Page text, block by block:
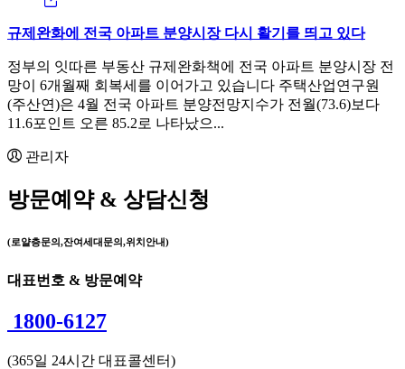
규제완화에 전국 아파트 분양시장 다시 활기를 띄고 있다
정부의 잇따른 부동산 규제완화책에 전국 아파트 분양시장 전
망이 6개월째 회복세를 이어가고 있습니다 주택산업연구원
(주산연)은 4월 전국 아파트 분양전망지수가 전월(73.6)보다
11.6포인트 오른 85.2로 나타났으...
관리자
방문예약 & 상담신청
(로얄층문의,잔여세대문의,위치안내)
대표번호 & 방문예약
1800-6127
(365일 24시간 대표콜센터)